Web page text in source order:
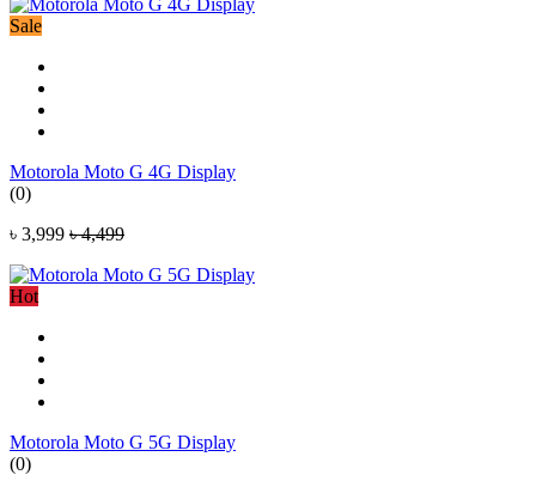
Sale
Motorola Moto G 4G Display
(0)
৳ 3,999 ৳ 4,499
Hot
Motorola Moto G 5G Display
(0)